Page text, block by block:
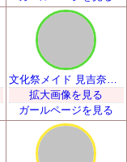
文化祭メイド 見吉奈央 | SSR
拡大画像を見る
ガールページを見る